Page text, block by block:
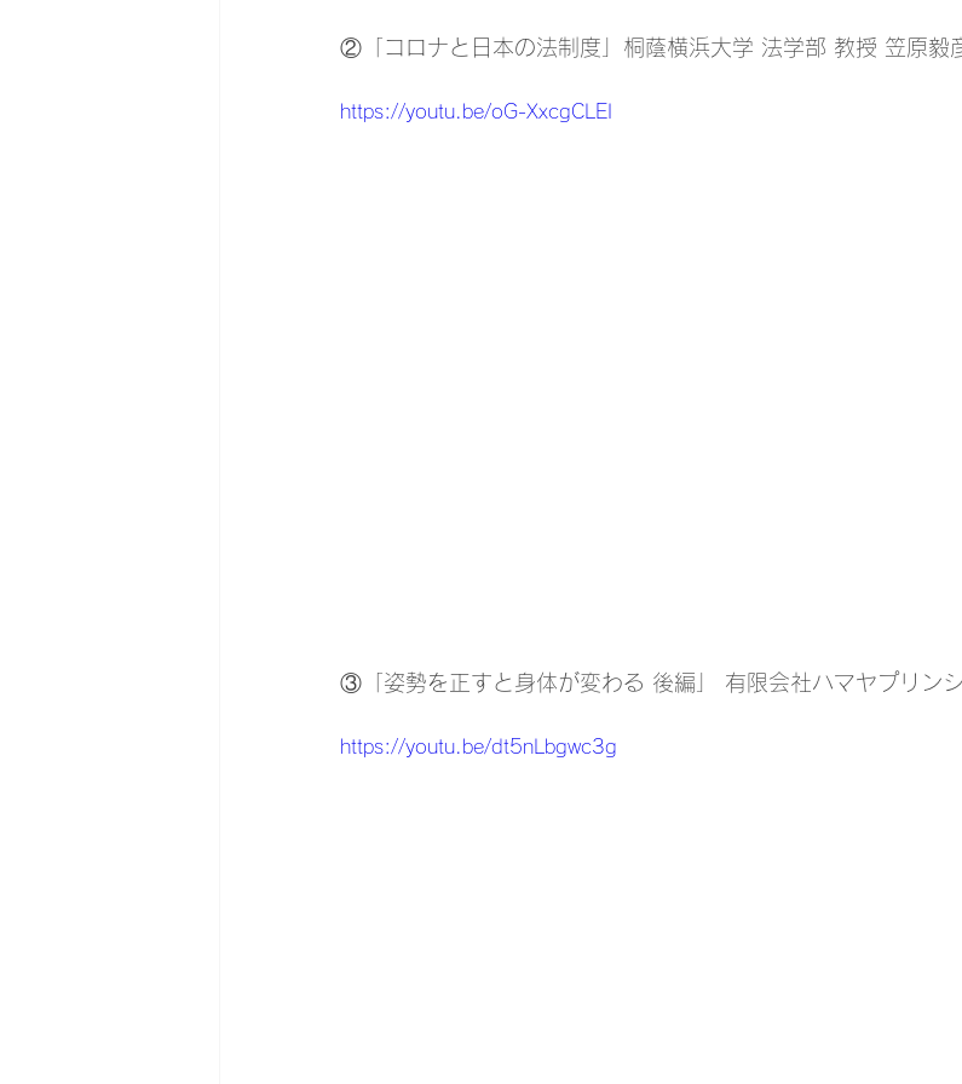
②「コロナと日本の法制度」桐蔭横浜大学 法学部 教授 笠原毅
https://youtu.be/oG-XxcgCLEI
③「姿勢を正すと身体が変わる 後編」 有限会社ハマヤプリン
https://youtu.be/dt5nLbgwc3g